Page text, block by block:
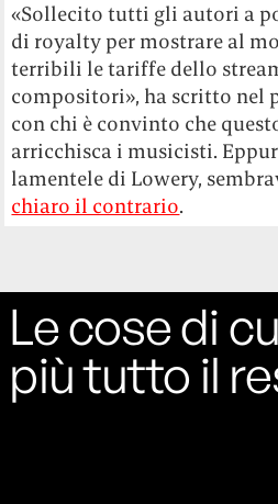
«Sollecito tutti gli autori a
di royalty per mostrare al
terribili le tariffe dello
compositori», ha scritto nel
con chi è convinto che
arricchisca i musicisti.
lamentele di Lowery,
chiaro il contrario.
Le cose di
più tutto il